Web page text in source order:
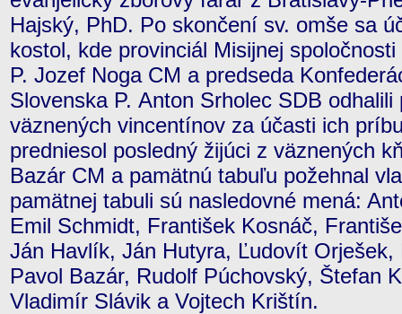
Hajský, PhD. Po skončení sv. omše sa
kostol, kde provinciál Misijnej
P. Jozef Noga CM a predseda
Slovenska P. Anton Srholec SDB
väznených vincentínov za účasti ich
predniesol posledný žijúci z väznených
Bazár CM a pamätnú tabuľu požehnal
pamätnej tabuli sú nasledovné mená:
Emil Schmidt, František Kosnáč,
Ján Havlík, Ján Hutyra, Ľudovít
Pavol Bazár, Rudolf Púchovský, Štefan
Vladimír Slávik a Vojtech Krištín.